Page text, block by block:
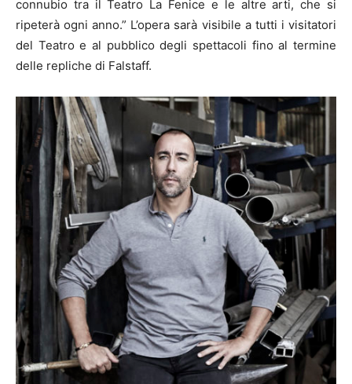
connubio tra il Teatro La Fenice e le altre arti, che si
ripeterà ogni anno.” L’opera sarà visibile a tutti i visitatori
del Teatro e al pubblico degli spettacoli fino al termine
delle repliche di Falstaff.